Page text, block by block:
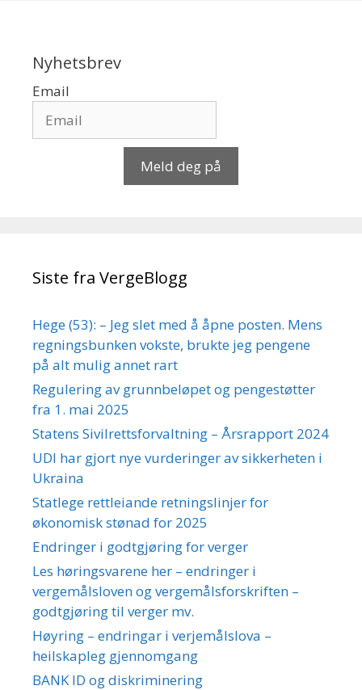
Nyhetsbrev
Email
Meld deg på
Siste fra VergeBlogg
Hege (53): – Jeg slet med å åpne posten. Mens
regningsbunken vokste, brukte jeg pengene
på alt mulig annet rart
Regulering av grunnbeløpet og pengestøtter
fra 1. mai 2025
Statens Sivilrettsforvaltning – Årsrapport 2024
UDI har gjort nye vurderinger av sikkerheten i
Ukraina
Statlege rettleiande retningslinjer for
økonomisk stønad for 2025
Endringer i godtgjøring for verger
Les høringsvarene her – endringer i
vergemålsloven og vergemålsforskriften –
godtgjøring til verger mv.
Høyring – endringar i verjemålslova –
heilskapleg gjennomgang
BANK ID og diskriminering